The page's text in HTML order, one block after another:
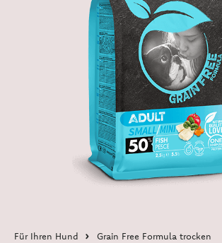
Für Ihren Hund Grain Free Formula trocken